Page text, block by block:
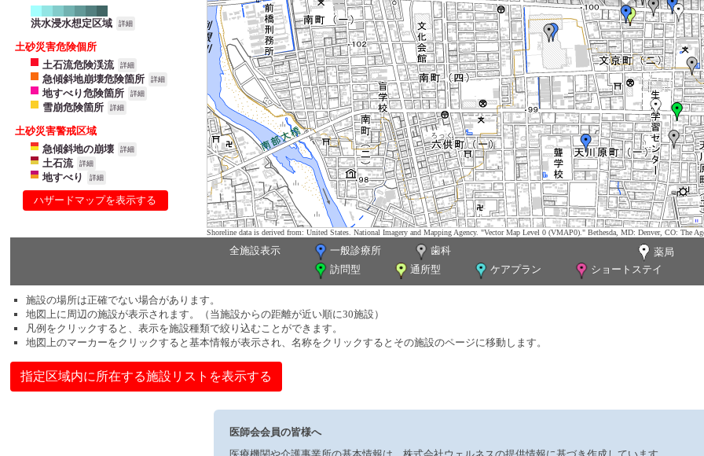
洪水浸水想定区域 詳細
土砂災害危険個所
土石流危険渓流
詳細
急傾斜地崩壊危険箇所 詳細
地すべり危険箇所 詳細
雪崩危険箇所 詳細
土砂災害警戒区域
急傾斜地の崩壊
詳細
土石流 詳細
地すべり 詳細
ハザードマップを表示する
Shoreline data is derived from: United States. National Imagery and Mapping Agency. "Vector Map Level 0 (VMAP0)." Bethesda, MD: Denver, CO: The
全施設表示 一般診療所 歯科
薬局
訪問型
通所型 ケアプラン ショートステイ
施設の場所は正確でない場合があります。
地図上に周辺の施設が表示されます。（当施設からの距離が近い順に30施設）
凡例をクリックすると、表示を施設種類で絞り込むことができます。
地図上のマーカーをクリックすると基本情報が表示され、名称をクリックするとその施設のページに移動します。
指定区域内に所在する施設リストを表示する
医師会会員の皆様へ